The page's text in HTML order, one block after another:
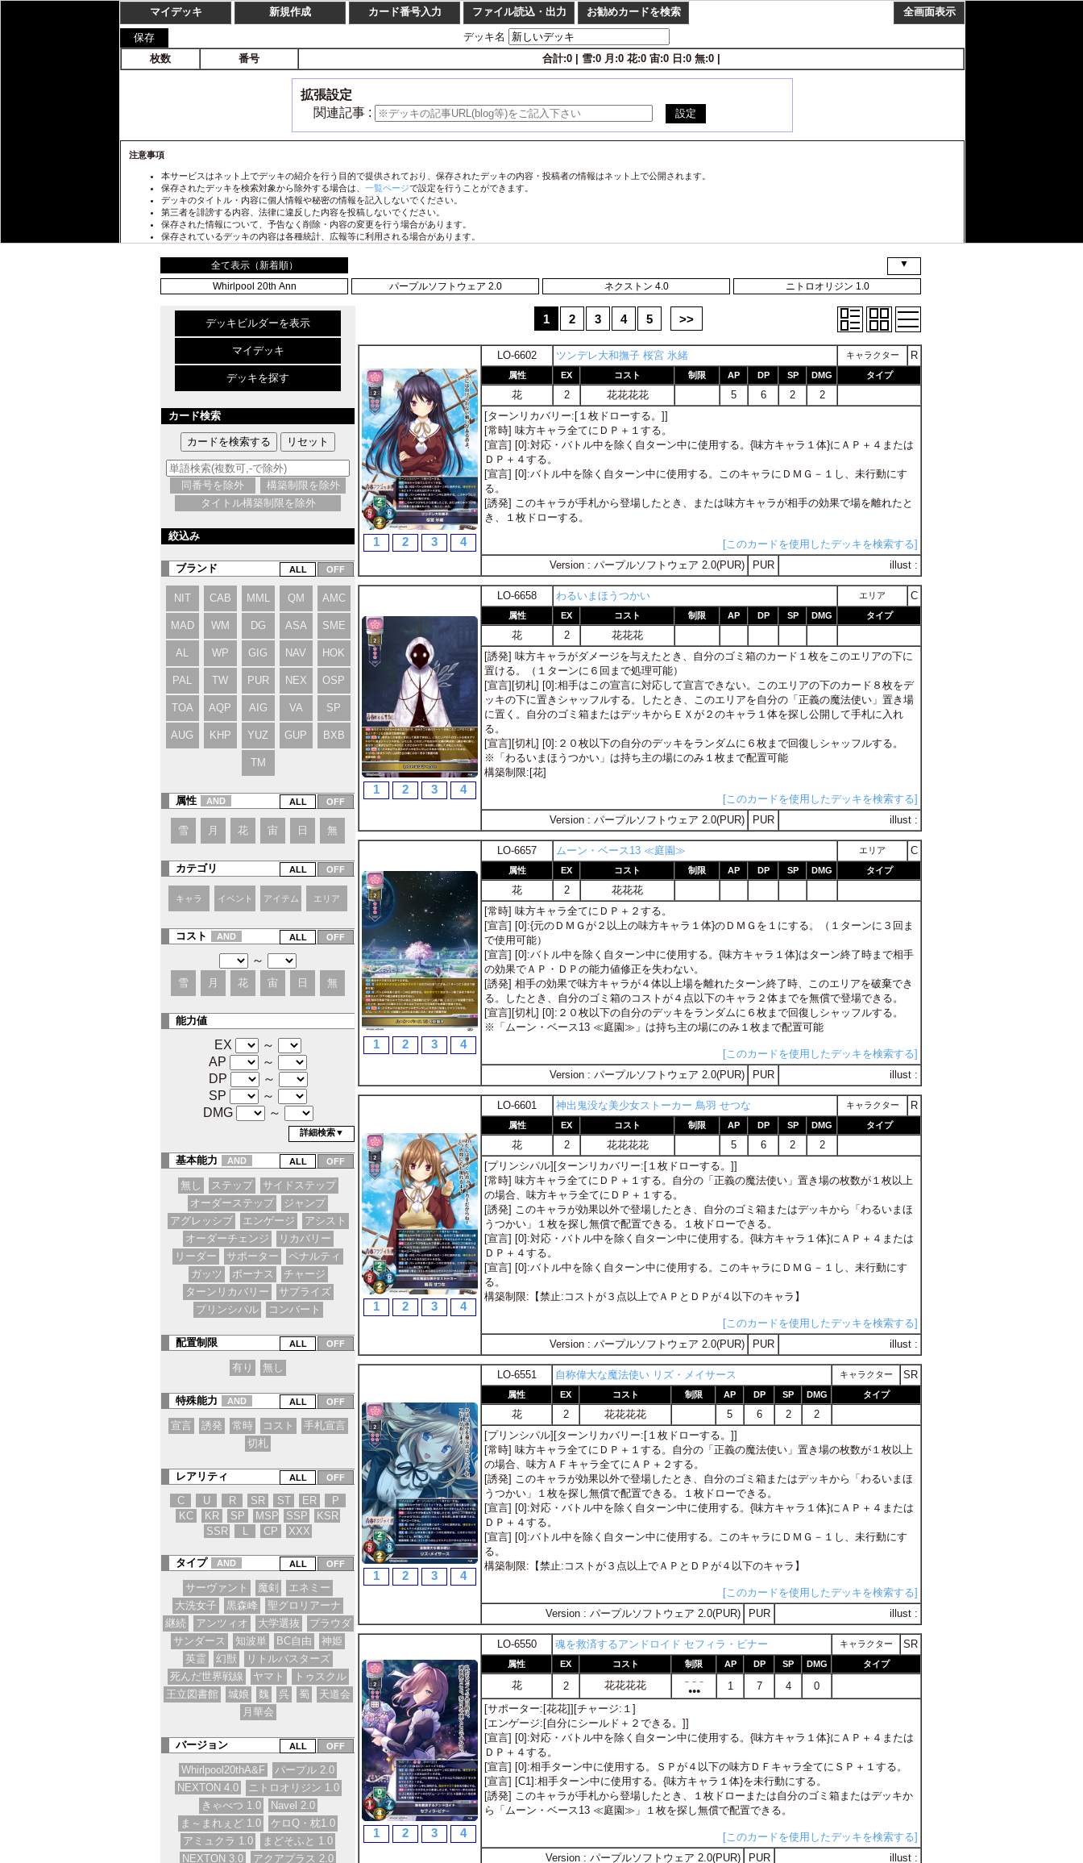
カードリスト
全て表示（新着順）
▼
Whirlpool 20th Ann
パープルソフトウェア 2.0 ネクストン 4.0 ニトロオリジン 1.0
デッキビルダーを表示
マイデッキ
デッキを探す
カード検索
同番号を除外
構築制限を除外
タイトル構築制限を除外
絞込み
ブランド
NIT CAB MML QM AMC
MAD WM DG ASA SME
AL WP GIG NAV HOK
PAL TW PUR NEX OSP
TOA AQP AIG VA SP
AUG KHP YUZ GUP BXB
TM
属性 AND
雪 月 花 宙 日 無
カテゴリ
キャラ イベント アイテム エリア
コスト AND
～
雪 月 花 宙 日 無
能力値
EX
～
AP
～
DP
～
SP
～
DMG
～
詳細検索▼
基本能力 AND
無し ステップ
サイドステップ
オーダーステップ
ジャンプ
アグレッシブ
エンゲージ
アシスト
オーダーチェンジ
リカバリー
リーダー
サポーター
ペナルティ
ガッツ
ボーナス
チャージ
ターンリカバリー
サプライズ
プリンシパル
コンバート
配置制限
有り 無し
特殊能力 AND
宣言 誘発 常時 コスト
手札宣言
切札
レアリティ
C
U R SR ST ER
P
KC
KR SP MSP SSP
KSR
SSR
L CP XXX
タイプ AND
サーヴァント 魔剣
エネミー
大洗女子
黒森峰
聖グロリアーナ
継続
アンツィオ 大学選抜
プラウダ
サンダース
知波単 BC自由
神姫
英霊
幻獣
リトルバスターズ
死んだ世界戦線
ヤマト
トゥスクル
王立図書館
城娘 魏 呉 蜀
天道会
月華会
バージョン
Whirlpool20thA&F
パープル 2.0
NEXTON 4.0
ニトロオリジン 1.0
きゃべつ 1.0
Navel 2.0
ま～まれぇど 1.0
ケロQ・枕1.0
アミュクラ 1.0
まどそふと 1.0
NEXTON 3.0
アクアプラス 2.0
1 2 3 4 5 >>
1 2 3 4
LO-6602 ツンデレ大和撫子 桜宮 氷緒 キャラクター R
属性 EX コスト 制限 AP DP SP DMG タイプ
花 2 花花花花 5 6 2
2
[ターンリカバリー:[１枚ドローする。]]
[常時] 味方キャラ全てにＤＰ＋１する。
[宣言] [0]:対応・バトル中を除く自ターン中に使用する。{味方キャラ１体}にＡＰ＋４または
ＤＰ＋４する。
[宣言] [0]:バトル中を除く自ターン中に使用する。このキャラにＤＭＧ－１し、未行動にす
る。
[誘発] このキャラが手札から登場したとき、または味方キャラが相手の効果で場を離れたと
き、１枚ドローする。
[このカードを使用したデッキを検索する]
Version : パープルソフトウェア 2.0(PUR)
PUR illust :
1 2 3 4
LO-6658 わるいまほうつかい エリア C
属性 EX コスト 制限 AP DP SP DMG タイプ
花 2
花花花
[誘発] 味方キャラがダメージを与えたとき、自分のゴミ箱のカード１枚をこのエリアの下に
置ける。（１ターンに６回まで処理可能）
[宣言][切札] [0]:相手はこの宣言に対応して宣言できない。このエリアの下のカード８枚をデ
ッキの下に置きシャッフルする。したとき、このエリアを自分の「正義の魔法使い」置き場
に置く。自分のゴミ箱またはデッキからＥＸが２のキャラ１体を探し公開して手札に入れ
る。
[宣言][切札] [0]:２０枚以下の自分のデッキをランダムに６枚まで回復しシャッフルする。
※「わるいまほうつかい」は持ち主の場にのみ１枚まで配置可能
構築制限:[花]
[このカードを使用したデッキを検索する]
Version : パープルソフトウェア 2.0(PUR)
PUR illust :
1 2 3 4
LO-6657 ムーン・ベース13 ≪庭園≫ エリア C
属性 EX コスト 制限 AP DP SP DMG タイプ
花 2
花花花
[常時] 味方キャラ全てにＤＰ＋２する。
[宣言] [0]:{元のＤＭＧが２以上の味方キャラ１体}のＤＭＧを１にする。（１ターンに３回ま
で使用可能）
[宣言] [0]:バトル中を除く自ターン中に使用する。{味方キャラ１体}はターン終了時まで相手
の効果でＡＰ・ＤＰの能力値修正を失わない。
[誘発] 相手の効果で味方キャラが４体以上場を離れたターン終了時、このエリアを破棄でき
る。したとき、自分のゴミ箱のコストが４点以下のキャラ２体までを無償で登場できる。
[宣言][切札] [0]:２０枚以下の自分のデッキをランダムに６枚まで回復しシャッフルする。
※「ムーン・ベース13 ≪庭園≫」は持ち主の場にのみ１枚まで配置可能
[このカードを使用したデッキを検索する]
Version : パープルソフトウェア 2.0(PUR)
PUR illust :
1 2 3 4
LO-6601 神出鬼没な美少女ストーカー 鳥羽 せつな キャラクター R
属性 EX コスト 制限 AP DP SP DMG タイプ
花 2 花花花花 5 6 2
2
[プリンシパル][ターンリカバリー:[１枚ドローする。]]
[常時] 味方キャラ全てにＤＰ＋１する。自分の「正義の魔法使い」置き場の枚数が１枚以上
の場合、味方キャラ全てにＤＰ＋１する。
[誘発] このキャラが効果以外で登場したとき、自分のゴミ箱またはデッキから「わるいまほ
うつかい」１枚を探し無償で配置できる。１枚ドローできる。
[宣言] [0]:対応・バトル中を除く自ターン中に使用する。{味方キャラ１体}にＡＰ＋４または
ＤＰ＋４する。
[宣言] [0]:バトル中を除く自ターン中に使用する。このキャラにＤＭＧ－１し、未行動にす
る。
構築制限:【禁止:コストが３点以上でＡＰとＤＰが４以下のキャラ】
[このカードを使用したデッキを検索する]
Version : パープルソフトウェア 2.0(PUR)
PUR illust :
1 2 3 4
LO-6551 自称偉大な魔法使い リズ・メイサース キャラクター SR
属性 EX コスト 制限 AP DP SP DMG タイプ
花 2 花花花花 5 6 2
2
[プリンシパル][ターンリカバリー:[１枚ドローする。]]
[常時] 味方キャラ全てにＤＰ＋１する。自分の「正義の魔法使い」置き場の枚数が１枚以上
の場合、味方ＡＦキャラ全てにＡＰ＋２する。
[誘発] このキャラが効果以外で登場したとき、自分のゴミ箱またはデッキから「わるいまほ
うつかい」１枚を探し無償で配置できる。１枚ドローできる。
[宣言] [0]:対応・バトル中を除く自ターン中に使用する。{味方キャラ１体}にＡＰ＋４または
ＤＰ＋４する。
[宣言] [0]:バトル中を除く自ターン中に使用する。このキャラにＤＭＧ－１し、未行動にす
る。
構築制限:【禁止:コストが３点以上でＡＰとＤＰが４以下のキャラ】
[このカードを使用したデッキを検索する]
Version : パープルソフトウェア 2.0(PUR)
PUR illust :
1 2 3 4
LO-6550 魂を救済するアンドロイド セフィラ・ビナー キャラクター SR
属性 EX コスト 制限 AP DP SP DMG タイプ
花 2 花花花花
－－－
●●●
1 7 4
0
[サポーター:[花花]][チャージ:１]
[エンゲージ:[自分にシールド＋２できる。]]
[宣言] [0]:対応・バトル中を除く自ターン中に使用する。{味方キャラ１体}にＡＰ＋４または
ＤＰ＋４する。
[宣言] [0]:相手ターン中に使用する。ＳＰが４以下の味方ＤＦキャラ全てにＳＰ＋１する。
[宣言] [C1]:相手ターン中に使用する。{味方キャラ１体}を未行動にする。
[誘発] このキャラが手札から登場したとき、１枚ドローまたは自分のゴミ箱またはデッキか
ら「ムーン・ベース13 ≪庭園≫」１枚を探し無償で配置できる。
[このカードを使用したデッキを検索する]
Version : パープルソフトウェア 2.0(PUR)
PUR illust :